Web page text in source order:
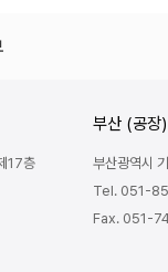
17층
부산 (공장)
부산광역시
Tel. 051-
Fax. 051-